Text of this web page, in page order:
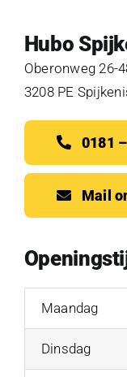
Hubo
Oberonweg 26-
3208 PE
0181
Mail
Maandag
Dinsdag